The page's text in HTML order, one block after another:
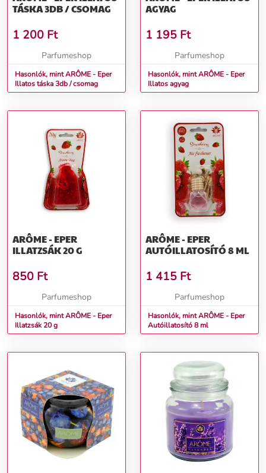
TÁSKA 3DB / CSOMAG
1 200 Ft
Parfumeshop
Hasonlók, mint ARÔME - Eper
Illatos táska 3db / csomag
AGYAG
1 195 Ft
Parfumeshop
Hasonlók, mint ARÔME - Eper
Illatos agyag
ARÔME - EPER
ILLATZSÁK 20 G
850 Ft
Parfumeshop
Hasonlók, mint ARÔME - Eper
Illatzsák 20 g
ARÔME - EPER
AUTÓILLATOSÍTÓ 8 ML
1 415 Ft
Parfumeshop
Hasonlók, mint ARÔME - Eper
Autóillatosító 8 ml